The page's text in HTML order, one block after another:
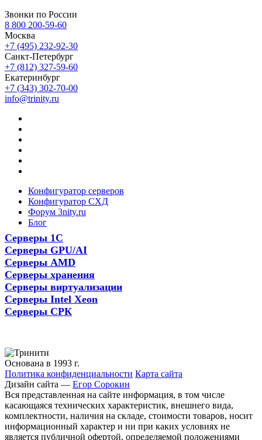
Звонки по России
8 800 200-59-60
Москва
+7 (495) 232-92-30
Санкт-Петербург
+7 (812) 327-59-60
Екатеринбург
+7 (343) 302-70-00
info@trinity.ru
Конфигуратор серверов
Конфигуратор СХД
Форум 3nity.ru
Блог
Серверы 1С
Серверы GPU/AI
Серверы AMD
Серверы хранения
Серверы виртуализации
Серверы Intel Xeon
Серверы СРК
Основана в 1993 г.
Политика конфиденциальности Карта сайта
Дизайн сайта — Егор Сорокин
Вся представленная на сайте информация, в том числе
касающаяся технических характеристик, внешнего вида,
комплектности, наличия на складе, стоимости товаров, носит
информационный характер и ни при каких условиях не
является публичной офертой, определяемой положениями